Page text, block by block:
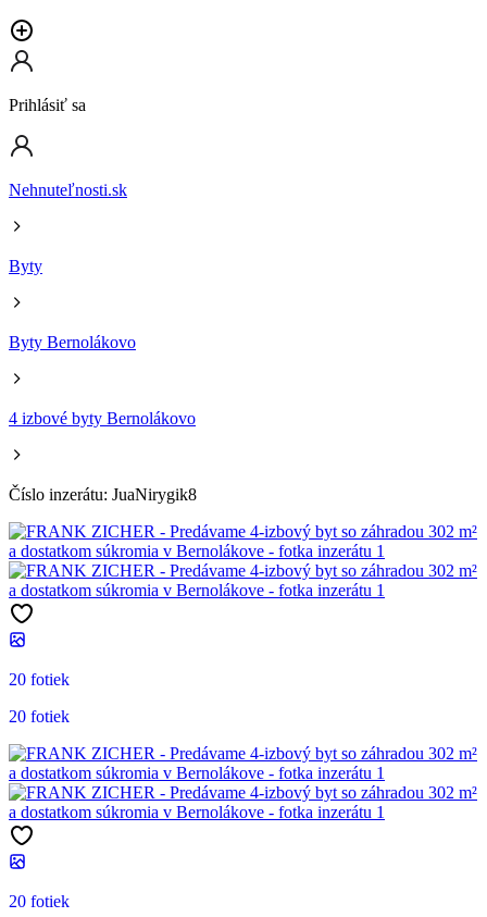
Prihlásiť sa
Nehnuteľnosti.sk
Byty
Byty Bernolákovo
4 izbové byty Bernolákovo
Číslo inzerátu: JuaNirygik8
20 fotiek
20 fotiek
20 fotiek